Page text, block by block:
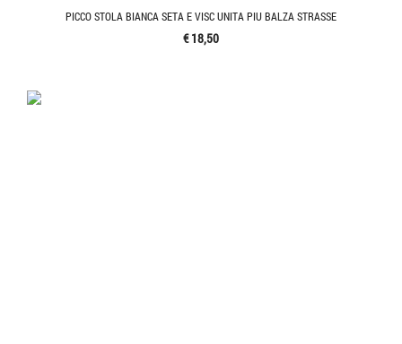
PICCO STOLA BIANCA SETA E VISC UNITA PIU BALZA STRASSE
€ 18,50